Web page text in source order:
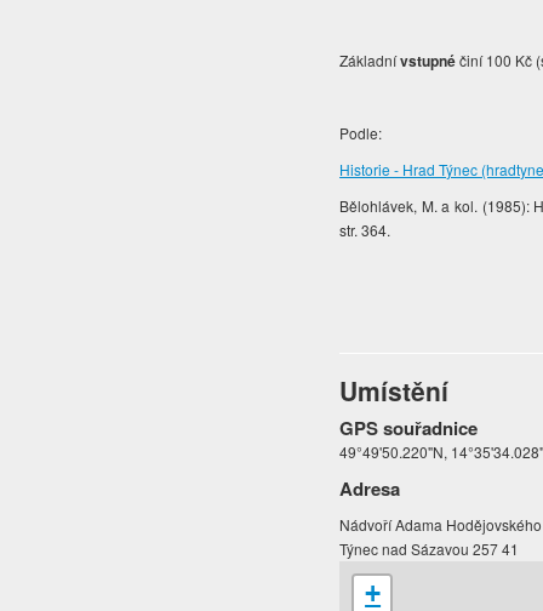
Základnívstupnéčiní 100 Kč
Podle:
Historie - Hrad Týnec
Bělohlávek, M. a kol. (1985):
str. 364.
Umístění
GPS souřadnice
49°49'50.220"N,
Adresa
Nádvoří Adama
Týnec nad Sázavou 257 41
+